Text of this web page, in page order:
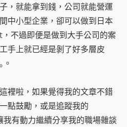
，就能拿到錢，公司就能營運
中小型企業，卻可以做到日本
不過即便是做到大手公司的案
手上就已經是剝了好多層皮
裡啦，如果覺得我的文章不錯
點鼓勵，或是追蹤我的
有動力繼續分享我的職場雜談